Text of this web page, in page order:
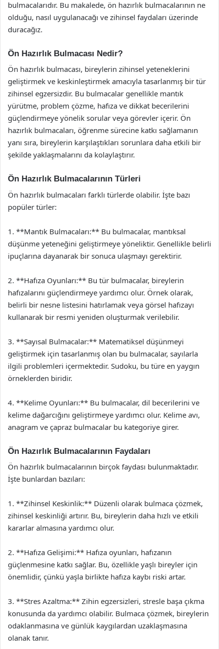
bulmacalarıdır. Bu makalede, ön hazırlık bulmacalarının ne
olduğu, nasıl uygulanacağı ve zihinsel faydaları üzerinde
duracağız.
Ön Hazırlık Bulmacası Nedir?
Ön hazırlık bulmacası, bireylerin zihinsel yeteneklerini
geliştirmek ve keskinleştirmek amacıyla tasarlanmış bir tür
zihinsel egzersizdir. Bu bulmacalar genellikle mantık
yürütme, problem çözme, hafıza ve dikkat becerilerini
güçlendirmeye yönelik sorular veya görevler içerir. Ön
hazırlık bulmacaları, öğrenme sürecine katkı sağlamanın
yanı sıra, bireylerin karşılaştıkları sorunlara daha etkili bir
şekilde yaklaşmalarını da kolaylaştırır.
Ön Hazırlık Bulmacalarının Türleri
Ön hazırlık bulmacaları farklı türlerde olabilir. İşte bazı
popüler türler:
1. **Mantık Bulmacaları:** Bu bulmacalar, mantıksal
düşünme yeteneğini geliştirmeye yöneliktir. Genellikle belirli
ipuçlarına dayanarak bir sonuca ulaşmayı gerektirir.
2. **Hafıza Oyunları:** Bu tür bulmacalar, bireylerin
hafızalarını güçlendirmeye yardımcı olur. Örnek olarak,
belirli bir nesne listesini hatırlamak veya görsel hafızayı
kullanarak bir resmi yeniden oluşturmak verilebilir.
3. **Sayısal Bulmacalar:** Matematiksel düşünmeyi
geliştirmek için tasarlanmış olan bu bulmacalar, sayılarla
ilgili problemleri içermektedir. Sudoku, bu türe en yaygın
örneklerden biridir.
4. **Kelime Oyunları:** Bu bulmacalar, dil becerilerini ve
kelime dağarcığını geliştirmeye yardımcı olur. Kelime avı,
anagram ve çapraz bulmacalar bu kategoriye girer.
Ön Hazırlık Bulmacalarının Faydaları
Ön hazırlık bulmacalarının birçok faydası bulunmaktadır.
İşte bunlardan bazıları:
1. **Zihinsel Keskinlik:** Düzenli olarak bulmaca çözmek,
zihinsel keskinliği artırır. Bu, bireylerin daha hızlı ve etkili
kararlar almasına yardımcı olur.
2. **Hafıza Gelişimi:** Hafıza oyunları, hafızanın
güçlenmesine katkı sağlar. Bu, özellikle yaşlı bireyler için
önemlidir, çünkü yaşla birlikte hafıza kaybı riski artar.
3. **Stres Azaltma:** Zihin egzersizleri, stresle başa çıkma
konusunda da yardımcı olabilir. Bulmaca çözmek, bireylerin
odaklanmasına ve günlük kaygılardan uzaklaşmasına
olanak tanır.